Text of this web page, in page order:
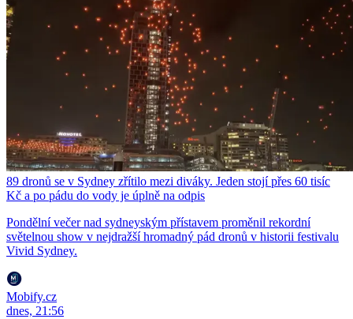
89 dronů se v Sydney zřítilo mezi diváky. Jeden stojí přes 60 tisíc
Kč a po pádu do vody je úplně na odpis
Pondělní večer nad sydneyským přístavem proměnil rekordní
světelnou show v nejdražší hromadný pád dronů v historii festivalu
Vivid Sydney.
Mobify.cz
dnes, 21:56